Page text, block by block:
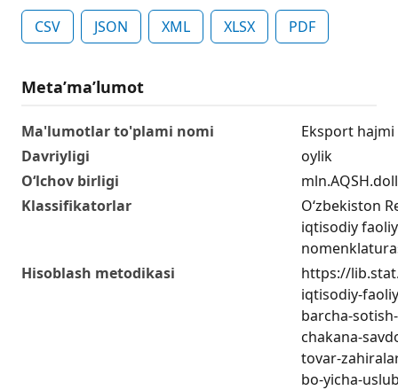
CSV JSON XML XLSX PDF
Metaʼmaʼlumot
Ma'lumotlar to'plami nomi
Eksport hajmi
Davriyligi
oylik
O‘lchov birligi
Klassifikatorlar
O‘zbekiston
iqtisodiy
Hisoblash metodikasi
https://
iqtisodiy-
barcha-
chakana-
tovar-
bo-yicha-